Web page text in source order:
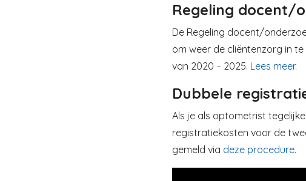
Regeling docent/
De Regeling docent/
om weer de cliëntenzorg in
van 2020 – 2025. Lees meer.​​
Dubbele
Als je als optometrist
registratiekosten voor de
gemeld via deze procedure.